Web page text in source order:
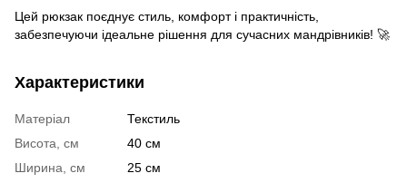
Цей рюкзак поєднує стиль, комфорт і практичність,
забезпечуючи ідеальне рішення для сучасних мандрівників! 🚀
Характеристики
Матеріал
Текстиль
Висота, см
40 см
Ширина, см
25 см